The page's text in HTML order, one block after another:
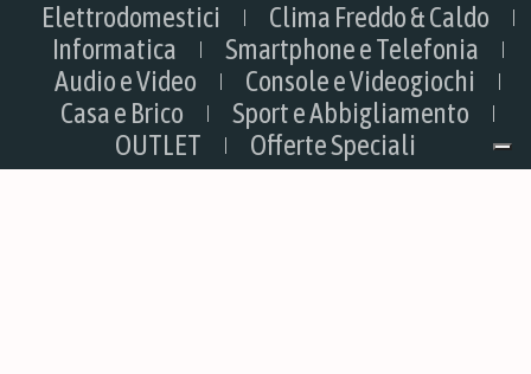
Elettrodomestici
Clima Freddo & Caldo
Informatica
Smartphone e Telefonia
Audio e Video
Console e Videogiochi
Casa e Brico
Sport e Abbigliamento
OUTLET
Offerte Speciali